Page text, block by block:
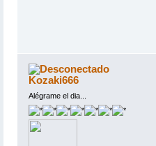
Kozaki666
Alégrame el dia...